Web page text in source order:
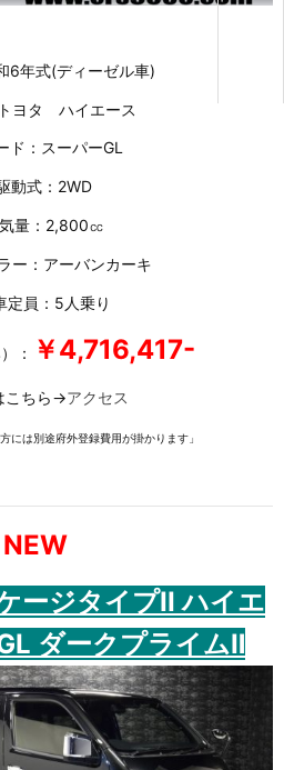
6年式(ディーゼル車)
ヨタ ハイエース
ド：スーパーGL
動式：2WD
気量：2,800㏄
ー：アーバンカーキ
定員：5人乗り
： ￥4,716,417-
こちら→アクセス
には別途府外登録費用が掛かります」
NEW
ージタイプII ハイエ
ダークプライムⅡ